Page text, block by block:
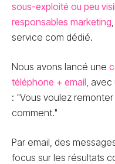
sous-exploité ou peu
responsables marketing
service com dédié.
Nous avons lancé une
téléphone + email,
: "Vous voulez
comment."
Par email, des
focus sur les résultats